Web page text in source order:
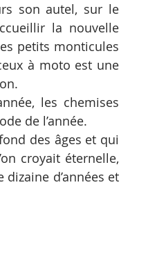
son autel, sur le
la nouvelle
petits monticules
à moto est une
les chemises
de l’année.
des âges et qui
croyait éternelle,
d’années et